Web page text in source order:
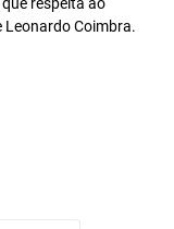
Leonardo Coimbra.